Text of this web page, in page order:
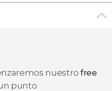
nuestro free
punto